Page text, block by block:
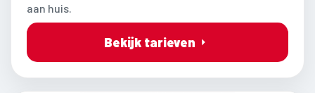
aan huis.
Bekijk tarieven